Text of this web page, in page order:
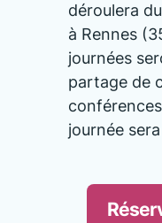
déroulera
à Rennes
journées
partage de
journée